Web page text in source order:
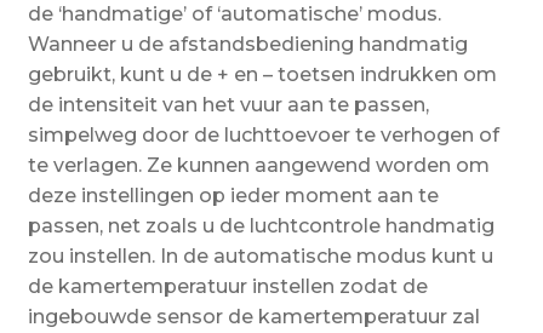
de ‘handmatige’ of ‘automatische’ modus.
Wanneer u de afstandsbediening handmatig
gebruikt, kunt u de + en – toetsen indrukken om
de intensiteit van het vuur aan te passen,
simpelweg door de luchttoevoer te verhogen of
te verlagen. Ze kunnen aangewend worden om
deze instellingen op ieder moment aan te
passen, net zoals u de luchtcontrole handmatig
zou instellen. In de automatische modus kunt u
de kamertemperatuur instellen zodat de
ingebouwde sensor de kamertemperatuur zal